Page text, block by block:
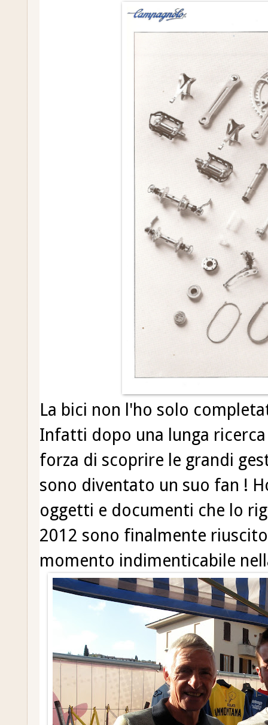
La bici non l'ho solo
Infatti dopo una lunga
forza di scoprire le grandi
sono diventato un suo fan !
oggetti e documenti che lo
2012 sono finalmente
momento indimenticabile